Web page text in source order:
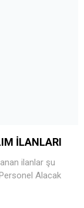
İLANLARI
ilanlar şu
Alacak